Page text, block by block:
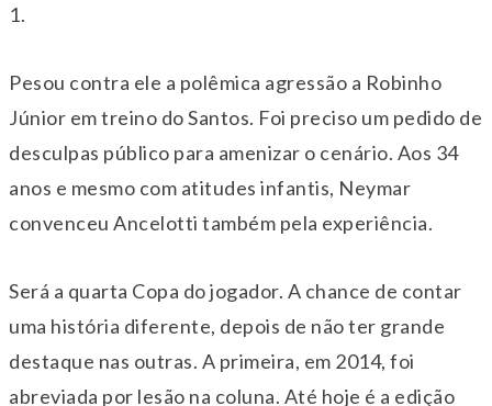
1.
Pesou contra ele a polêmica agressão a Robinho
Júnior em treino do Santos. Foi preciso um pedido de
desculpas público para amenizar o cenário. Aos 34
anos e mesmo com atitudes infantis, Neymar
convenceu Ancelotti também pela experiência.
Será a quarta Copa do jogador. A chance de contar
uma história diferente, depois de não ter grande
destaque nas outras. A primeira, em 2014, foi
abreviada por lesão na coluna. Até hoje é a edição